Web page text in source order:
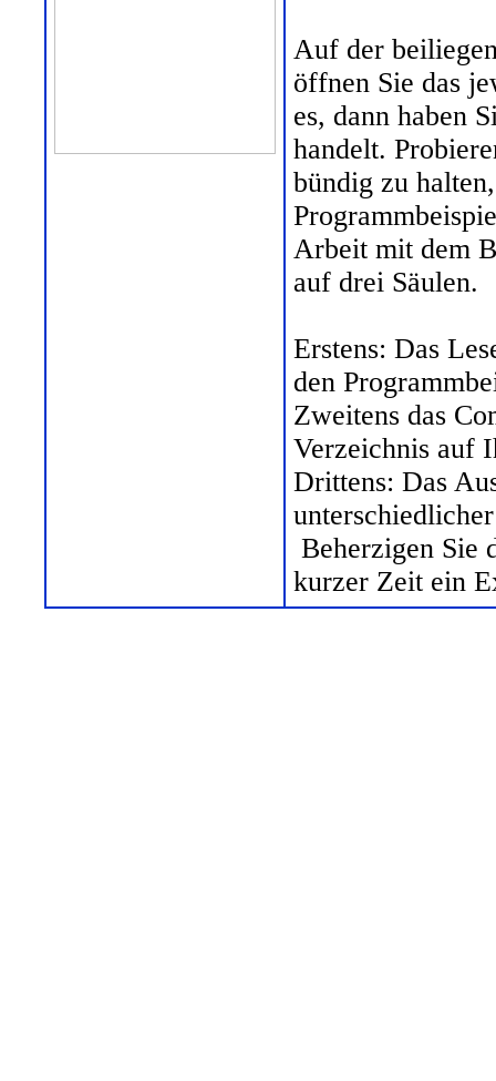
Auf der
öffnen Sie das
es, dann haben
handelt.
bündig zu
Arbeit mit dem
auf drei Säulen.
Erstens: Das
den
Zweitens das
Verzeichnis auf
Drittens: Das
Beherzigen Sie
kurzer Zeit ein